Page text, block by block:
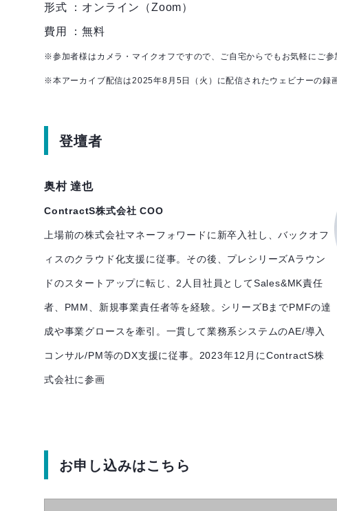
形式 ：オンライン（Zoom）
費用 ：無料
※参加者様はカメラ・マイクオフですので、ご自宅からでもお気軽にご参
※本アーカイブ配信は2025年8月5日（火）に配信されたウェビナーの録
登壇者
奥村 達也
ContractS株式会社 COO
上場前の株式会社マネーフォワードに新卒入社し、バックオフ
ィスのクラウド化支援に従事。その後、プレシリーズAラウン
ドのスタートアップに転じ、2人目社員としてSales&MK責任
者、PMM、新規事業責任者等を経験。シリーズBまでPMFの達
成や事業グロースを牽引。一貫して業務系システムのAE/導入
コンサル/PM等のDX支援に従事。2023年12月にContractS株
式会社に参画
お申し込みはこちら